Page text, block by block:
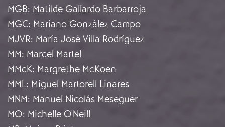
MGB: Matilde Gallardo Barbarroja
MGC: Mariano González Campo
MJVR: María José Villa Rodríguez
MM: Marcel Martel
MMcK: Margrethe McKoen
MML: Miguel Martorell Linares
MNM: Manuel Nicolás Meseguer
MO: Michelle O'Neill